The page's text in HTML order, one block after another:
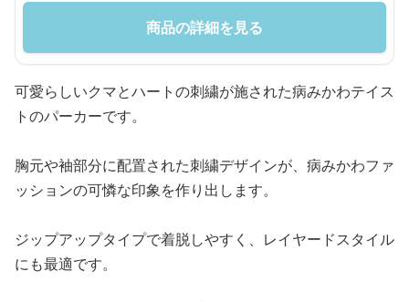
商品の詳細を見る
可愛らしいクマとハートの刺繍が施された病みかわテイス
トのパーカーです。
胸元や袖部分に配置された刺繍デザインが、病みかわファ
ッションの可憐な印象を作り出します。
ジップアップタイプで着脱しやすく、レイヤードスタイル
にも最適です。